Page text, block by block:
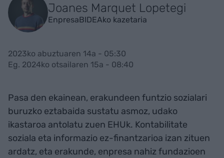
Joanes Marquet Lopetegi
EnpresaBIDEAko kazetaria
2023ko abuztuaren 14a - 05:30
Eg. 2024ko otsailaren 15a - 08:40
Pasa den ekainean, erakundeen funtzio sozialari
buruzko eztabaida sustatu asmoz, udako
ikastaroa antolatu zuen EHUk. Kontabilitate
soziala eta informazio ez-finantzarioa izan zituen
ardatz, eta erakunde, enpresa nahiz fundazioen